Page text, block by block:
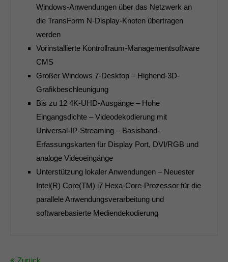
Windows-Anwendungen über das Netzwerk an
die TransForm N-Display-Knoten übertragen
werden
Vorinstallierte Kontrollraum-Managementsoftware
CMS
Großer Windows 7-Desktop – Highend-3D-
Grafikbeschleunigung
Bis zu 12 4K-UHD-Ausgänge – Hohe
Eingangsdichte – Videodekodierung mit
Universal-IP-Streaming – Basisband-
Erfassungskarten für Display Port, DVI/RGB und
analoge Videoeingänge
Unterstützung lokaler Anwendungen – Neuester
Intel(R) Core(TM) i7 Hexa-Core-Prozessor für die
parallele Anwendungsverarbeitung und
softwarebasierte Mediendekodierung
Zurück